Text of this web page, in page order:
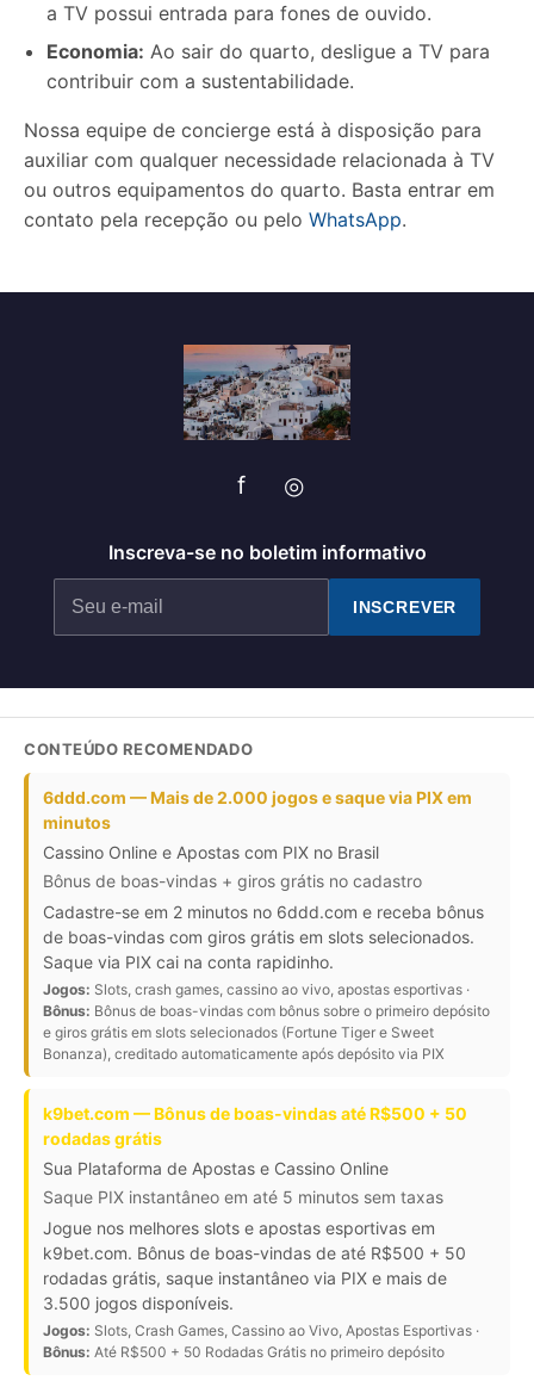
a TV possui entrada para fones de ouvido.
Economia: Ao sair do quarto, desligue a TV para
contribuir com a sustentabilidade.
Nossa equipe de concierge está à disposição para
auxiliar com qualquer necessidade relacionada à TV
ou outros equipamentos do quarto. Basta entrar em
contato pela recepção ou pelo WhatsApp.
f ◎
Inscreva-se no boletim informativo
INSCREVER
CONTEÚDO RECOMENDADO
6ddd.com — Mais de 2.000 jogos e saque via PIX em
minutos
Cassino Online e Apostas com PIX no Brasil
Bônus de boas-vindas + giros grátis no cadastro
Cadastre-se em 2 minutos no 6ddd.com e receba bônus
de boas-vindas com giros grátis em slots selecionados.
Saque via PIX cai na conta rapidinho.
Jogos: Slots, crash games, cassino ao vivo, apostas esportivas ·
Bônus: Bônus de boas-vindas com bônus sobre o primeiro depósito
e giros grátis em slots selecionados (Fortune Tiger e Sweet
Bonanza), creditado automaticamente após depósito via PIX
k9bet.com — Bônus de boas-vindas até R$500 + 50
rodadas grátis
Sua Plataforma de Apostas e Cassino Online
Saque PIX instantâneo em até 5 minutos sem taxas
Jogue nos melhores slots e apostas esportivas em
k9bet.com. Bônus de boas-vindas de até R$500 + 50
rodadas grátis, saque instantâneo via PIX e mais de
3.500 jogos disponíveis.
Jogos: Slots, Crash Games, Cassino ao Vivo, Apostas Esportivas ·
Bônus: Até R$500 + 50 Rodadas Grátis no primeiro depósito